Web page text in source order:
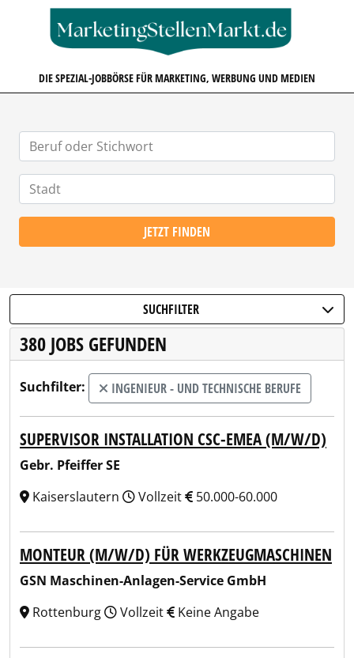
DIE SPEZIAL-JOBBÖRSE FÜR MARKETING, WERBUNG UND MEDIEN
JETZT FINDEN
SUCHFILTER
380 JOBS GEFUNDEN
Suchfilter: INGENIEUR - UND TECHNISCHE BERUFE
SUPERVISOR INSTALLATION CSC-EMEA (M/W/D)
Gebr. Pfeiffer SE
Kaiserslautern
Vollzeit 50.000-60.000
MONTEUR (M/W/D) FÜR WERKZEUGMASCHINEN
GSN Maschinen-Anlagen-Service GmbH
Rottenburg
Vollzeit Keine Angabe